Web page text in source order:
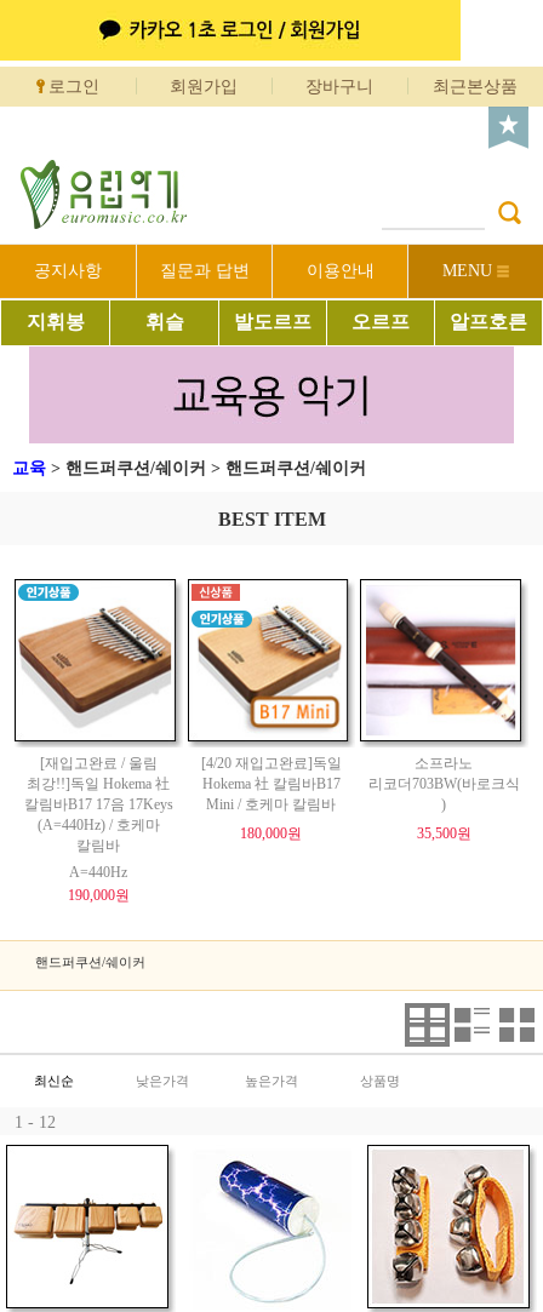
로그인 회원가입 장바구니 최근본상품
공지사항 질문과 답변 이용안내 MENU
지휘봉 휘슬 발도르프 오르프 알프호른
교육 > 핸드퍼쿠션/쉐이커 > 핸드퍼쿠션/쉐이커
BEST ITEM
[재입고완료 / 울림
최강!!]독일 Hokema 社
칼림바B17 17음 17Keys
(A=440Hz) / 호케마
칼림바
A=440Hz
190,000원
[4/20 재입고완료]독일
Hokema 社 칼림바B17
Mini / 호케마 칼림바
180,000원
소프라노
리코더703BW(바로크식
)
35,500원
핸드퍼쿠션/쉐이커
최신순 낮은가격 높은가격 상품명
1 - 12